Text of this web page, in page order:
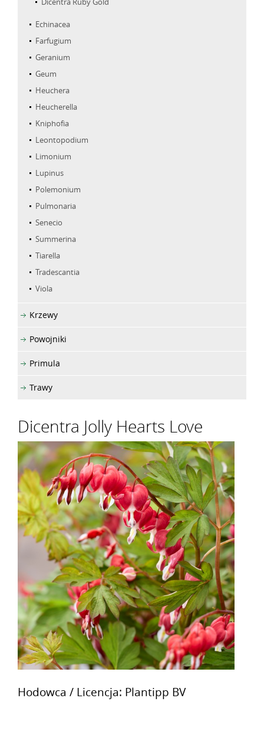
Echinacea
Farfugium
Geranium
Geum
Heuchera
Heucherella
Kniphofia
Leontopodium
Limonium
Lupinus
Polemonium
Pulmonaria
Senecio
Summerina
Tiarella
Tradescantia
Viola
Krzewy
Powojniki
Primula
Trawy
Dicentra Jolly Hearts Love
Hodowca / Licencja: Plantipp BV